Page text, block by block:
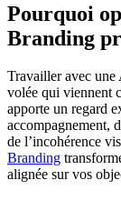
Pourquoi
Branding
Travailler avec une
volée qui viennent
apporte un regard
accompagnement,
de l’incohérence
Branding
alignée sur vos